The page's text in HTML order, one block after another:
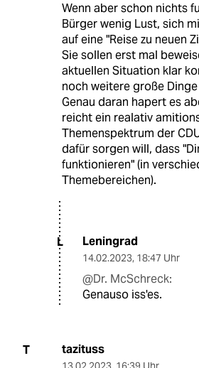
Wenn aber schon nichts
Bürger wenig Lust, sich
auf eine "Reise zu neuen
Sie sollen erst mal
aktuellen Situation klar
noch weitere große
Genau daran hapert es
reicht ein realativ
Themenspektrum der
dafür sorgen will, dass
funktionieren" (in
Themebereichen).
L Leningrad
14.02.2023, 18:47 Uhr
@Dr. McSchreck:
Genauso iss'es.
T tazituss